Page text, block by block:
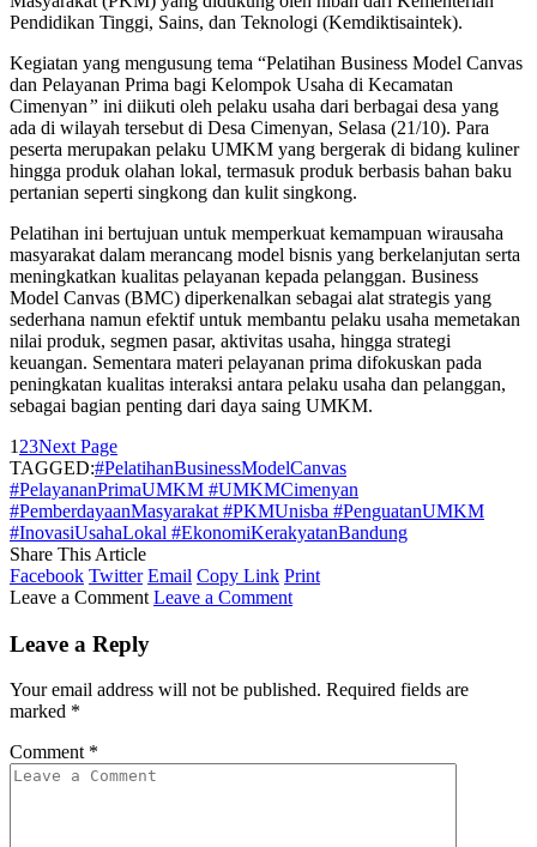
Pendidikan Tinggi, Sains, dan Teknologi (Kemdiktisaintek).
Kegiatan yang mengusung tema “Pelatihan Business Model Canvas
dan Pelayanan Prima bagi Kelompok Usaha di Kecamatan
Cimenyan” ini diikuti oleh pelaku usaha dari berbagai desa yang
ada di wilayah tersebut di Desa Cimenyan, Selasa (21/10). Para
peserta merupakan pelaku UMKM yang bergerak di bidang kuliner
hingga produk olahan lokal, termasuk produk berbasis bahan baku
pertanian seperti singkong dan kulit singkong.
Pelatihan ini bertujuan untuk memperkuat kemampuan wirausaha
masyarakat dalam merancang model bisnis yang berkelanjutan serta
meningkatkan kualitas pelayanan kepada pelanggan. Business
Model Canvas (BMC) diperkenalkan sebagai alat strategis yang
sederhana namun efektif untuk membantu pelaku usaha memetakan
nilai produk, segmen pasar, aktivitas usaha, hingga strategi
keuangan. Sementara materi pelayanan prima difokuskan pada
peningkatan kualitas interaksi antara pelaku usaha dan pelanggan,
sebagai bagian penting dari daya saing UMKM.
1 23Next Page
TAGGED:#PelatihanBusinessModelCanvas
#PelayananPrimaUMKM #UMKMCimenyan
#PemberdayaanMasyarakat #PKMUnisba #PenguatanUMKM
#InovasiUsahaLokal #EkonomiKerakyatanBandung
Share This Article
Facebook Twitter Email Copy Link Print
Leave a Comment Leave a Comment
Leave a Reply
Your email address will not be published. Required fields are
marked *
Comment *